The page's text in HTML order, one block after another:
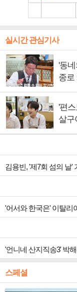
실시간 관심기사
'동
종로
'편
살구
김용빈, '제7회 섬의 날'
'어서와 한국은' 이탈
'언니네 산지직송3' 박
스페셜